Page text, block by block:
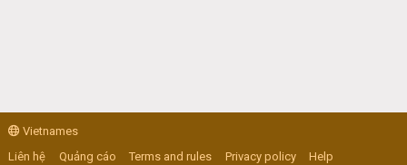
Vietnames
Liên hệ
Quảng cáo Terms and rules Privacy policy
Help